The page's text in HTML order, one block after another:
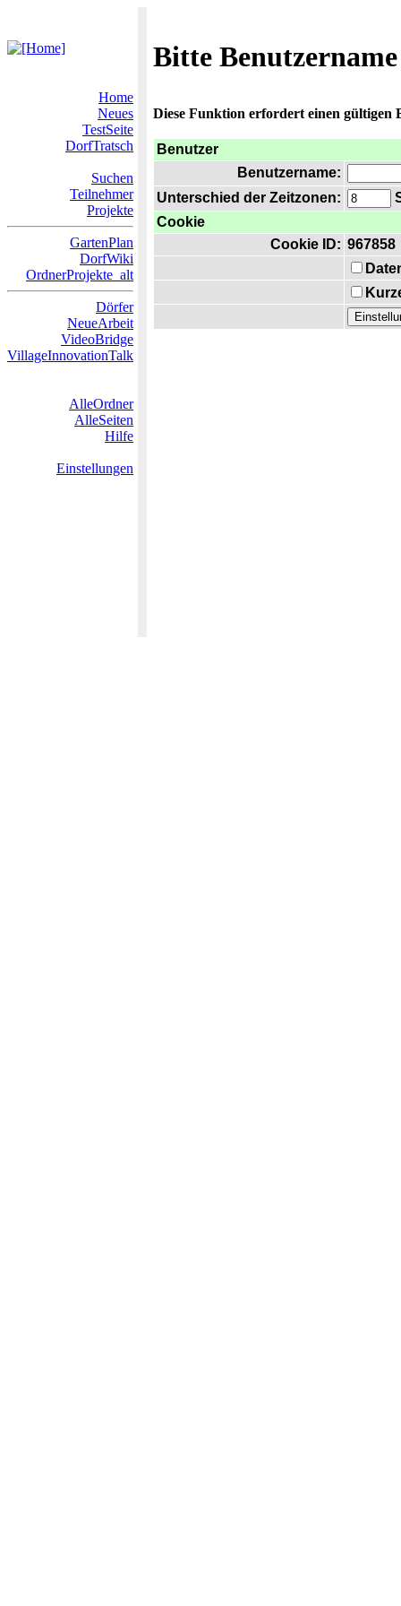
Bitte
Home
Neues
TestSeite
DorfTratsch
Suchen
Teilnehmer
Projekte
GartenPlan
DorfWiki
OrdnerProjekte_alt
Dörfer
NeueArbeit
VideoBridge
VillageInnovationTalk
AlleOrdner
AlleSeiten
Hilfe
Einstellungen
Diese Funktion erfordert einen gültigen
Benutzer
Benutzername:
Unterschied der Zeitzonen:
Cookie
Cookie ID: 967858